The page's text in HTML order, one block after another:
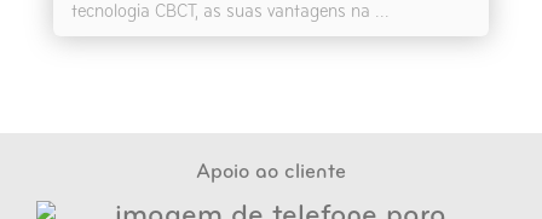
tecnologia CBCT, as suas vantagens na ...
Apoio ao cliente